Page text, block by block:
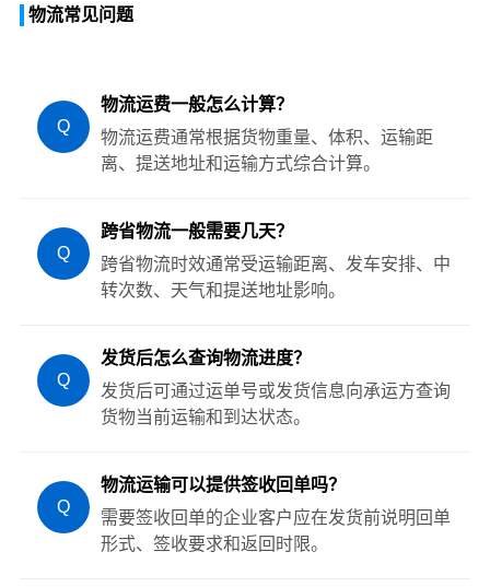
物流常见问题
Q
物流运费一般怎么计算？
物流运费通常根据货物重量、体积、运输距
离、提送地址和运输方式综合计算。
Q
跨省物流一般需要几天？
跨省物流时效通常受运输距离、发车安排、中
转次数、天气和提送地址影响。
Q
发货后怎么查询物流进度？
发货后可通过运单号或发货信息向承运方查询
货物当前运输和到达状态。
Q
物流运输可以提供签收回单吗？
需要签收回单的企业客户应在发货前说明回单
形式、签收要求和返回时限。